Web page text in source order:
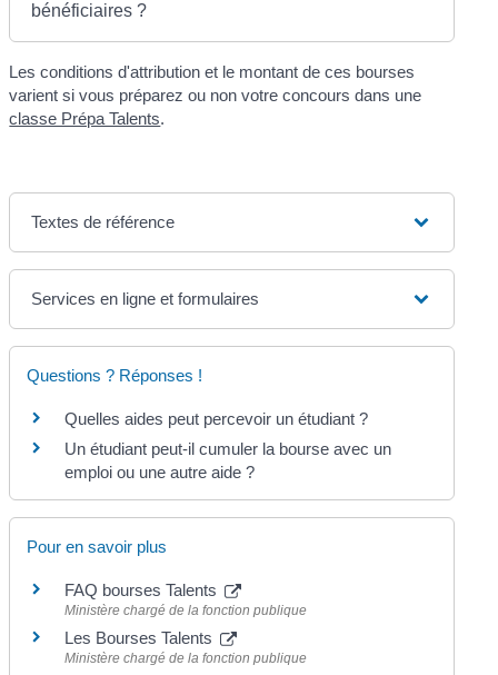
bénéficiaires ?
Les conditions d'attribution et le montant de ces bourses
varient si vous préparez ou non votre concours dans une
classe Prépa Talents.
Textes de référence
Services en ligne et formulaires
Questions ? Réponses !
Quelles aides peut percevoir un étudiant ?
Un étudiant peut-il cumuler la bourse avec un
emploi ou une autre aide ?
Pour en savoir plus
FAQ bourses Talents
Ministère chargé de la fonction publique
Les Bourses Talents
Ministère chargé de la fonction publique